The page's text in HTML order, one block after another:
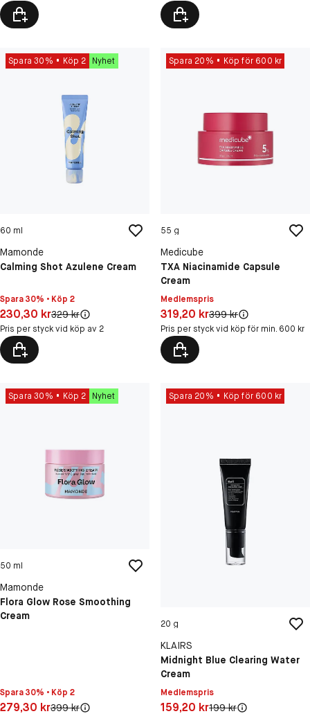
Spara 30% Köp 2 Nyhet
60 ml
Mamonde
Calming Shot Azulene Cream
Spara 30% • Köp 2
Pris: 230,30 kr
230,30 krOriginal pris:
329 kr
Pris per styck vid köp av 2
Spara 20% Köp för 600 kr
55 g
Medicube
TXA Niacinamide Capsule
Cream
Medlemspris
Pris: 319,20 kr
319,20 krOriginal pris:
399 kr
Pris per styck vid köp för min. 600 kr
Spara 30% Köp 2 Nyhet
50 ml
Mamonde
Flora Glow Rose Smoothing
Cream
Spara 30% • Köp 2
Pris: 279,30 kr
279,30 krOriginal pris:
399 kr
Spara 20% Köp för 600 kr
20 g
KLAIRS
Midnight Blue Clearing Water
Cream
Medlemspris
Pris: 159,20 kr
159,20 krOriginal pris:
199 kr